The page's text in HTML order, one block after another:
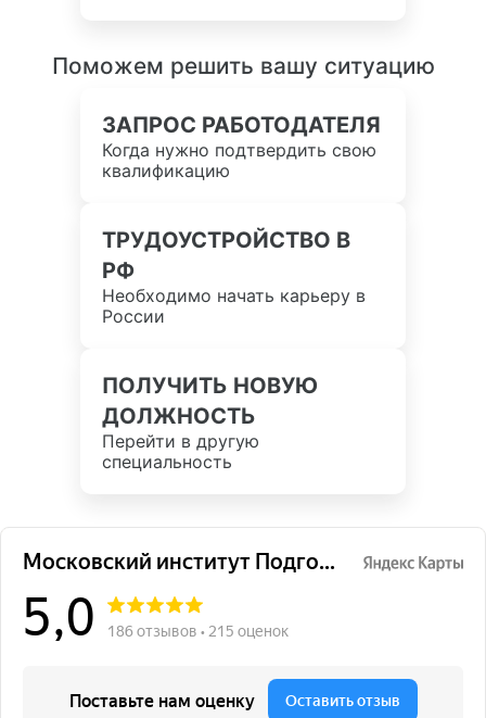
Поможем решить вашу ситуацию
ЗАПРОС РАБОТОДАТЕЛЯ
Когда нужно подтвердить свою
квалификацию
ТРУДОУСТРОЙСТВО В
РФ
Необходимо начать карьеру в
России
ПОЛУЧИТЬ НОВУЮ
ДОЛЖНОСТЬ
Перейти в другую
специальность